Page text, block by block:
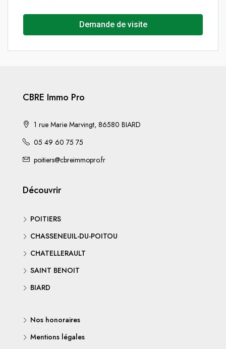
Demande de visite
CBRE Immo Pro
1 rue Marie Marvingt, 86580 BIARD
05 49 60 75 75
poitiers@cbreimmopro.fr
Découvrir
POITIERS
CHASSENEUIL-DU-POITOU
CHATELLERAULT
SAINT BENOIT
BIARD
Nos honoraires
Mentions légales